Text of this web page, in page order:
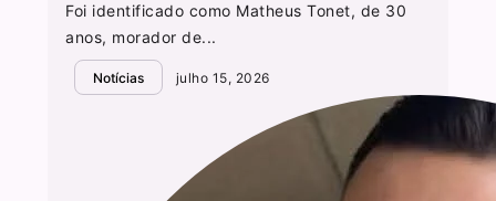
Foi identificado como Matheus Tonet, de 30
anos, morador de...
Notícias julho 15, 2026